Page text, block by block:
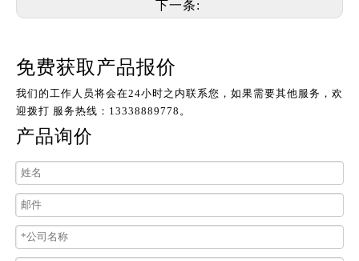
下一条:
免费获取产品报价
我们的工作人员将会在24小时之内联系您，如果需要其他服务，欢
迎拨打 服务热线：13338889778。
产品询价